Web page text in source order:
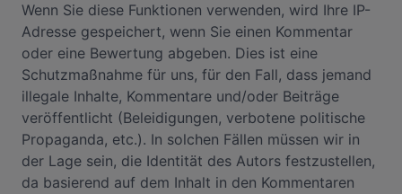
Wenn Sie diese Funktionen verwenden, wird Ihre IP-
Adresse gespeichert, wenn Sie einen Kommentar
oder eine Bewertung abgeben. Dies ist eine
Schutzmaßnahme für uns, für den Fall, dass jemand
illegale Inhalte, Kommentare und/oder Beiträge
veröffentlicht (Beleidigungen, verbotene politische
Propaganda, etc.). In solchen Fällen müssen wir in
der Lage sein, die Identität des Autors festzustellen,
da basierend auf dem Inhalt in den Kommentaren